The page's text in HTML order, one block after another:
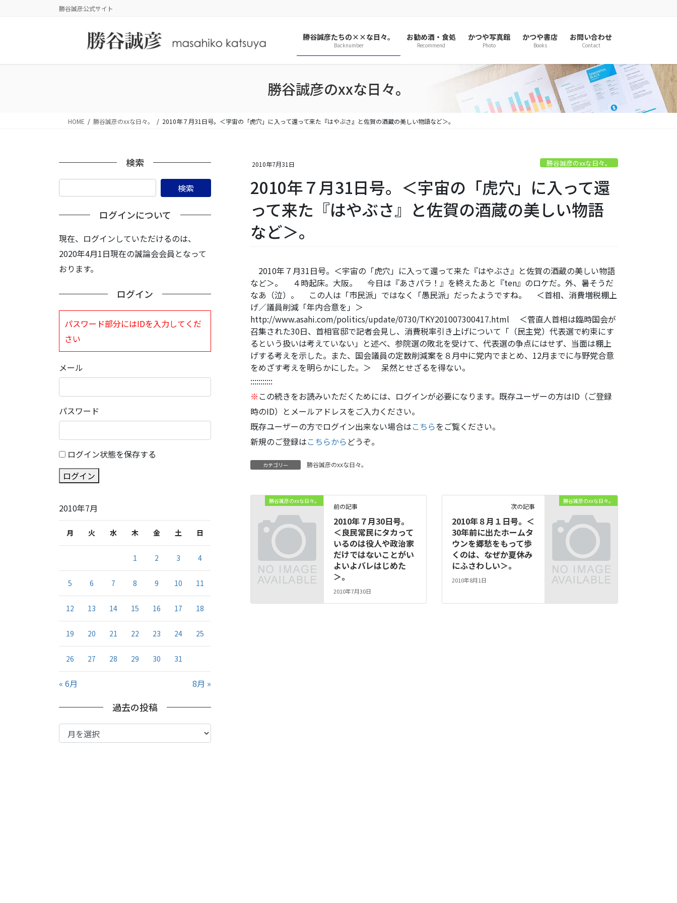
勝谷誠彦公式サイト
勝谷誠彦たちの××な日々。
Backnumber
お勧め酒・食処
Recommend
かつや写真館
Photo
かつや書店
Books
お問い合わせ
Contact
勝谷誠彦のxxな日々。
HOME 勝谷誠彦のxxな日々。 2010年７月31日号。＜宇宙の「虎穴」に入って還って来た『はやぶさ』と佐賀の酒蔵の美しい物語など＞。
2010年7月31日 勝谷誠彦のxxな日々。
2010年７月31日号。＜宇宙の「虎穴」に入って還
って来た『はやぶさ』と佐賀の酒蔵の美しい物語
など＞。
2010年７月31日号。＜宇宙の「虎穴」に入って還って来た『はやぶさ』と佐賀の酒蔵の美しい物語
など＞。 ４時起床。大阪。 今日は『あさパラ！』を終えたあと『ten』のロケだ。外、暑そうだ
なあ（泣）。 この人は「市民派」ではなく「愚民派」だったようですね。 ＜首相、消費増税棚上
げ／議員削減「年内合意を」＞
http://www.asahi.com/politics/update/0730/TKY201007300417.html ＜菅直人首相は臨時国会が
召集された30日、首相官邸で記者会見し、消費税率引き上げについて「（民主党）代表選で約束にす
るという扱いは考えていない」と述べ、参院選の敗北を受けて、代表選の争点にはせず、当面は棚上
げする考えを示した。また、国会議員の定数削減案を８月中に党内でまとめ、12月までに与野党合意
をめざす考えを明らかにした。＞ 呆然とせざるを得ない。
:::::::::::
※ この続きをお読みいただくためには、ログインが必要になります。既存ユーザーの方はID（ご登録
時のID）とメールアドレスをご入力ください。
既存ユーザーの方でログイン出来ない場合はこちらをご覧ください。
新規のご登録はこちらから どうぞ。
カテゴリー 勝谷誠彦のxxな日々。
勝谷誠彦のxxな日々。
前の記事
2010年７月30日号。
＜良民常民にタカって
いるのは役人や政治家
だけではないことがい
よいよバレはじめた
＞。
2010年7月30日
勝谷誠彦のxxな日々。
次の記事
2010年８月１日号。＜
30年前に出たホームタ
ウンを郷愁をもって歩
くのは、なぜか夏休み
にふさわしい＞。
2010年8月1日
検索
ログインについて
現在、ログインしていただけるのは、
2020年4月1日現在の誠論会会員となって
おります。
ログイン
パスワード部分にはIDを入力してくだ
さい
メール
パスワード
ログイン状態を保存する
ログイン
2010年7月
月 火 水 木 金 土 日
1 2 3 4
5 6 7 8 9 10 11
12 13 14 15 16 17 18
19 20 21 22 23 24 25
26 27 28 29 30 31
« 6月 8月 »
過去の投稿
過
去